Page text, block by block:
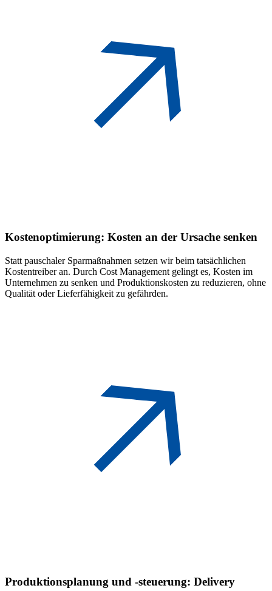
Kostenoptimierung: Kosten an der Ursache senken
Statt pauschaler Sparmaßnahmen setzen wir beim tatsächlichen
Kostentreiber an. Durch Cost Management gelingt es, Kosten im
Unternehmen zu senken und Produktionskosten zu reduzieren, ohne
Qualität oder Lieferfähigkeit zu gefährden.
Produktionsplanung und -steuerung: Delivery